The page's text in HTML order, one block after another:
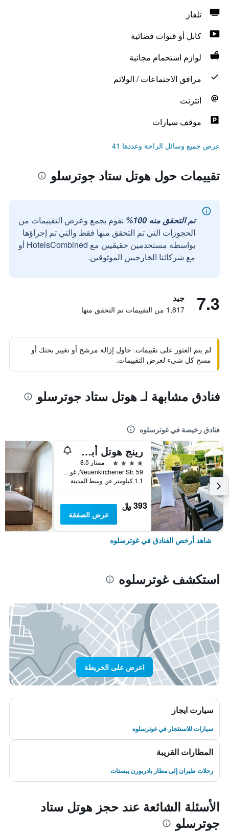
تلفاز
كابل أو قنوات فضائية
لوازم استحمام مجانية
مرافق الاجتماعات / الولائم
انترنت
موقف سيارات
عرض جميع وسائل الراحة وعددها 41
تقييمات حول هوتل ستاد جوترسلو
تم التحقق منه 100%
نقوم بجمع وعرض التقييمات من
الحجوزات التي تم التحقق منها فقط والتي تم إجراؤها
بواسطة مستخدمين حقيقيين مع HotelsCombined أو
مع شركائنا الخارجيين الموثوقين.
7.3 جيد
1,817 من التقييمات تم التحقق منها
لم يتم العثور على تقييمات. حاول إزالة مرشح أو تغيير بحثك أو
مسح كل شيء لعرض التقييمات.
فنادق مشابهة لـ هوتل ستاد جوترسلو
فنادق رخيصة في غوترسلوه
رينج هوتل أبل باوم
4 نجوم
ممتاز 8.5
Neuenkirchener Str. 59, غوترسلوه, ولاية شمال الراين وستفاليا, ألمانيا
1.1 كيلومتر عن وسط المدينة
393 ﷼
عرض الصفقة
شاهد أرخص الفنادق في غوترسلوه
استكشف غوترسلوه
اعرض على الخريطة
سيارت ايجار
سيارات للاستئجار في غوترسلوه
المطارات القريبة
رحلات طيران إلى مطار بادربورن يبستات
الأسئلة الشائعة عند حجز هوتل ستاد
جوترسلو